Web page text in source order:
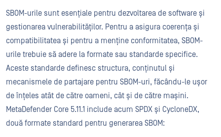
SBOM-urile sunt esențiale pentru dezvoltarea de software și
gestionarea vulnerabilităților. Pentru a asigura coerența și
compatibilitatea și pentru a menține conformitatea, SBOM-
urile trebuie să adere la formate sau standarde specifice.
Aceste standarde definesc structura, conținutul și
mecanismele de partajare pentru SBOM-uri, făcându-le ușor
de înțeles atât de către oameni, cât și de către mașini.
MetaDefender Core 5.11.1 include acum SPDX și CycloneDX,
două formate standard pentru generarea SBOM: